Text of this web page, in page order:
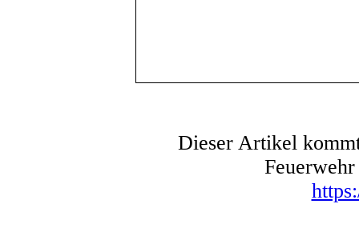
Dieser Artikel